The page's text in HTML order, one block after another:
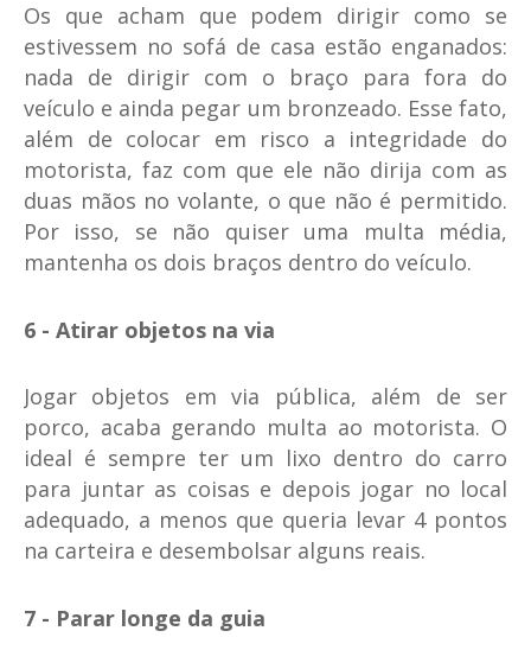
Os que acham que podem dirigir como se
estivessem no sofá de casa estão enganados:
nada de dirigir com o braço para fora do
veículo e ainda pegar um bronzeado. Esse fato,
além de colocar em risco a integridade do
motorista, faz com que ele não dirija com as
duas mãos no volante, o que não é permitido.
Por isso, se não quiser uma multa média,
mantenha os dois braços dentro do veículo.
6 - Atirar objetos na via
Jogar objetos em via pública, além de ser
porco, acaba gerando multa ao motorista. O
ideal é sempre ter um lixo dentro do carro
para juntar as coisas e depois jogar no local
adequado, a menos que queria levar 4 pontos
na carteira e desembolsar alguns reais.
7 - Parar longe da guia